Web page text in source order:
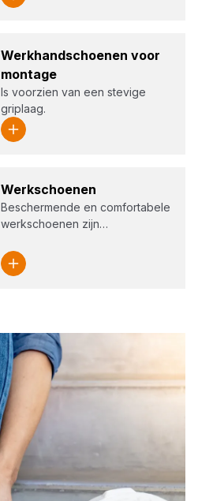
Werk­hand­schoe­nen voor
mon­ta­ge
Is voorzien van een stevige
griplaag.
Werk­schoe­nen
Beschermende en comfortabele
werkschoenen zijn…